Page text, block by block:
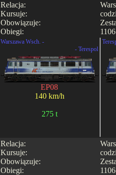
Relacja:
Kursuje:
Obowiązuje:
Obiegi:
Warszawa Wsch. -
- Terespol
EP08
140 km/h
275 t
Relacja:
Kursuje:
Obowiązuje:
Obiegi: